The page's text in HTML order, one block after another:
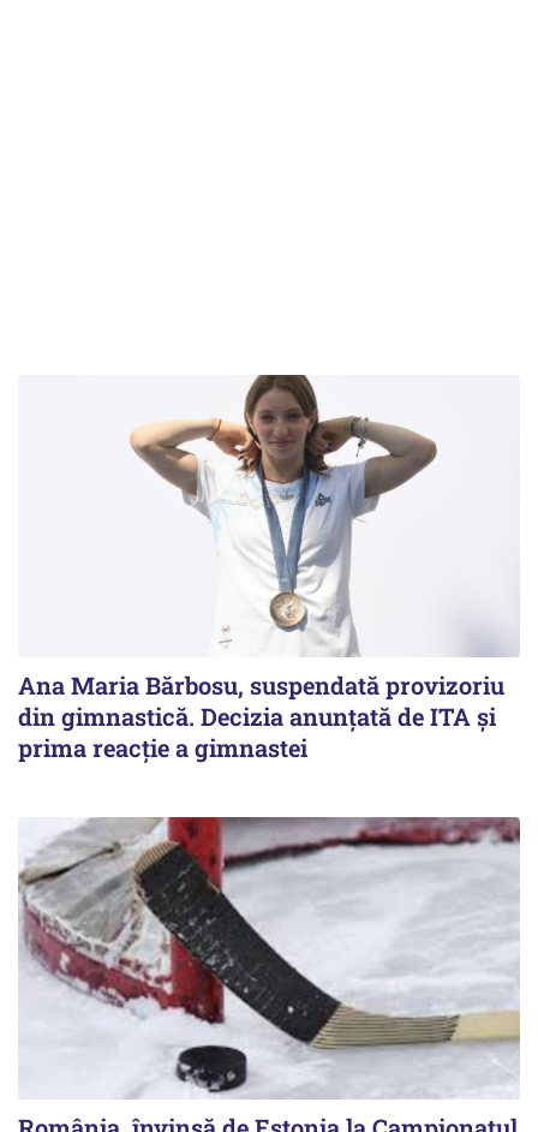
Ana Maria Bărbosu, suspendată provizoriu
din gimnastică. Decizia anunțată de ITA și
prima reacție a gimnastei